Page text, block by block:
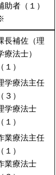
助者（１）
長補佐（理
療法士）
（１）
学療法主任
（３）
学療法士
（１）
業療法主任
（１）
業療法士